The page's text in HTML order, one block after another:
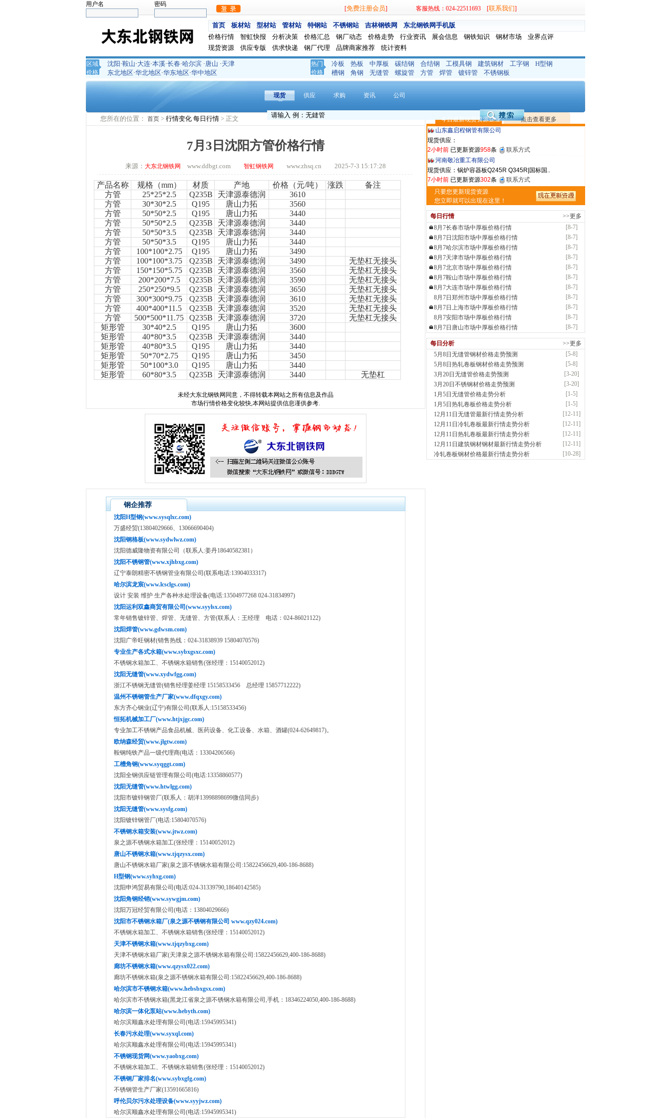
用户名 密码
[免费注册会员] 客服热线：024-22511693 [联系我们]
首页 板材站 型材站 管材站 特钢站 不锈钢站 吉林钢铁网
东北钢铁网手机版
价格行情
智虹快报 分析决策 价格汇总 钢厂动态 价格走势 行业资讯 展会信息 钢铁知识 钢材市场
业界点评
现货资源
供应专版 供求快递 钢厂代理 品牌商家推荐 统计资料
区域
价格
沈阳 ·鞍山·大连·本溪·长春·哈尔滨 ·唐山 ·天津
东北地区·华北地区·华东地区·华中地区
热门
价格
冷板 热板 中厚板 碳结钢 合结钢 工模具钢 建筑钢材 工字钢
H型钢
槽钢
角钢 无缝管 螺旋管 方管 焊管 镀锌管 不锈钢板
现货 供应 求购 资讯 公司
您所在的位置： 首页 > 行情变化 每日行情 > 正文
7月3日沈阳方管价格行情
来源： 大东北钢铁网 www.ddbgt.com 智虹钢铁网 www.zhsq.cn 2025-7-3 15:17:28
产品名称 规格（mm） 材质 产地 价格（元/吨） 涨跌
备注
方管
25*25*2.5 Q235B 天津源泰德润
3610
方管
30*30*2.5 Q195 唐山力拓
3560
方管
50*50*2.5 Q195 唐山力拓
3440
方管
50*50*2.5 Q235B 天津源泰德润
3440
方管
50*50*3.5 Q235B 天津源泰德润
3440
方管
50*50*3.5 Q195 唐山力拓
3440
方管
100*100*2.75 Q195 唐山力拓
3490
方管
100*100*3.75 Q235B 天津源泰德润 3490
无垫杠无接头
方管
150*150*5.75 Q235B 天津源泰德润 3560
无垫杠无接头
方管
200*200*7.5 Q235B 天津源泰德润 3590
无垫杠无接头
方管
250*250*9.5 Q235B 天津源泰德润 3650
无垫杠无接头
方管
300*300*9.75 Q235B 天津源泰德润 3610
无垫杠无接头
方管
400*400*11.5 Q235B 天津源泰德润 3520
无垫杠无接头
方管
500*500*11.75 Q235B 天津源泰德润 3720
无垫杠无接头
矩形管
30*40*2.5 Q195 唐山力拓
3600
矩形管
40*80*3.5 Q235B 天津源泰德润
3440
矩形管
40*80*3.5 Q195 唐山力拓
3440
矩形管
50*70*2.75 Q195 唐山力拓
3450
矩形管
50*100*3.0 Q195 唐山力拓
3440
矩形管
60*80*3.5 Q235B 天津源泰德润 3440 无垫杠
未经大东北钢铁网 同意，不得转载本网站之所有信息及作品
市场行情价格变化较快,本网站提供信息谨供参考.
今日最新现货资源企业 点击查看更多
玖隆晟钢管制造有限公司
现货供应：无缝管|合金管|圆钢|精密光亮管|马氏体..
现货供应：低合金板|高强度板|Z向板|
2小时前已更新资源254条
联系方式
山东鑫启程钢管有限公司
现货供应：
2小时前已更新资源958条
联系方式
河南敬冶重工有限公司
现货供应：锅炉容器板Q245R Q345R|国标国..
7小时前已更新资源302条
联系方式
天津亿宇金属材料有限公司（曼内斯曼）
现货供应：天津钢管|国产合金管|高压锅炉管|石油裂..
7小时前已更新资源1187条
联系方式
舞钢市恒沃钢铁贸易有限公司
现货供应：耐磨板| 优碳板|低合金板|风电钢板|海..
23小时前已更新资源483条
联系方式
河南省智帅实业有限公司
现货供应：特厚钢板|耐磨钢|容器板|
1天前 已更新资源1042条
联系方式
舞钢市盛隆物资有限公司
现货供应：中低温锅炉容器板|中厚板|耐磨板|高强板..
1天前 已更新资源21条
联系方式
天津宝仓腾飞钢管销售有限公司
现货供应：输送流体管、高压锅炉管、化肥专用管、耐低..
1天前 已更新资源875条
联系方式
天津市辰建商贸有限公司
现货供应：不锈方管| 热扩无缝管| 方矩管
1天前
已更新资源1280 条
联系方式
玖隆晟钢管制造有限公司
现货供应：无缝管|合金管|圆钢|精密光亮管|马氏体..
1小时前
已更新资源419 条
联系方式
安阳市润兴商贸有限公司
现货供应：低合金板|高强度板|Z向板|
2小时前
已更新资源 254 条
联系方式
山东鑫启程钢管有限公司
现货供应：
2小时前
已更新资源958 条
联系方式
河南敬冶重工有限公司
只要您更新现货资源
您立即就可以出现在这里！
每日行情
>>更多
8月7长春市场中厚板价格行情
[8-7]
8月7日沈阳市场中厚板价格行情
[8-7]
8月7哈尔滨市场中厚板价格行情
[8-7]
8月7天津市场中厚板价格行情
[8-7]
8月7北京市场中厚板价格行情
[8-7]
8月7鞍山市场中厚板价格行情
[8-7]
8月7大连市场中厚板价格行情
[8-7]
8月7日郑州市场中厚板价格行情
[8-7]
8月7日上海市场中厚板价格行情
[8-7]
8月7安阳市场中厚板价格行情
[8-7]
8月7日唐山市场中厚板价格行情
[8-7]
每日分析
>>更多
5月8日无缝管钢材价格走势预测
[5-8]
5月8日热轧卷板钢材价格走势预测
[5-8]
3月20日无缝管价格走势预测
[3-20]
3月20日不锈钢材价格走势预测
[3-20]
1月5日无缝管价格走势分析
[1-5]
1月5日热轧卷板价格走势分析
[1-5]
12月11日无缝管最新行情走势分析
[12-11]
12月11日冷轧卷板最新行情走势分析
[12-11]
12月11日热轧卷板最新行情走势分析
[12-11]
12月11日建筑钢材钢材最新行情走势分析
[12-11]
冷轧卷板钢材价格最新行情走势分析
[10-28]
钢企推荐
沈阳H型钢(www.sysqlxc.com)
万盛经贸(13804029666、13066690404)
沈阳钢格板(www.sydwlwz.com)
沈阳德威隆物资有限公司（联系人:姜丹18640582381）
沈阳不锈钢管(www.xjhbxg.com)
辽宁泰朗精密不锈钢管业有限公司(联系电话:13904033317)
哈尔滨龙宸(www.lcsclgs.com)
设计 安装 维护 生产各种水处理设备(电话:13504977268 024-31834997)
沈阳运利双鑫商贸有限公司(www.syylsx.com)
常年销售镀锌管、焊管、无缝管、方管(联系人：王经理 电话：024-86021122)
沈阳焊管(www.gdwsm.com)
沈阳广帝旺钢材(销售热线：024-31838939 15804070576)
专业生产各式水箱(www.sybxgsxc.com)
不锈钢水箱加工、不锈钢水箱销售(张经理：15140052012)
沈阳无缝管(www.xydwfgg.com)
浙江不锈钢无缝管(销售经理姜经理 15158533456 总经理 15857712222)
温州不锈钢管生产厂家(www.dfqxgy.com)
东方齐心钢业(辽宁)有限公司(联系人:15158533456)
恒拓机械加工厂(www.htjxjgc.com)
专业加工不锈钢产品食品机械、医药设备、化工设备、水箱、酒罐(024-62649817)。
欧纳森经贸(www.jlgtw.com)
鞍钢纯铁产品一级代理商(电话：13304206566)
工槽角钢(www.syqggt.com)
沈阳全钢供应链管理有限公司(电话:13358860577)
沈阳无缝管(www.htwlgg.com)
沈阳市镀锌钢管厂(联系人：胡洋13998898699微信同步)
沈阳无缝管(www.sysfg.com)
沈阳镀锌钢管厂(电话:15804070576)
不锈钢水箱安装(www.jtwz.com)
泉之源不锈钢水箱加工(张经理：15140052012)
唐山不锈钢水箱(www.tjqzysx.com)
唐山不锈钢水箱厂家(泉之源不锈钢水箱有限公司:15822456629,400-186-8688)
H型钢(www.syhxg.com)
沈阳申鸿贸易有限公司(电话:024-31339790,18640142585)
沈阳角钢经销(www.sywgjm.com)
沈阳万冠经贸有限公司(电话：13804029666)
沈阳市不锈钢水箱厂(泉之源不锈钢有限公司 www.qzy024.com)
不锈钢水箱加工、不锈钢水箱销售(张经理：15140052012)
天津不锈钢水箱(www.tjqzybxg.com)
天津不锈钢水箱厂家(天津泉之源不锈钢水箱有限公司:15822456629,400-186-8688)
廊坊不锈钢水箱(www.qzysx022.com)
廊坊不锈钢水箱(泉之源不锈钢水箱有限公司:15822456629,400-186-8688)
哈尔滨市不锈钢水箱(www.hebsbxgsx.com)
哈尔滨市不锈钢水箱(黑龙江省泉之源不锈钢水箱有限公司,手机：18346224050,400-186-8688)
哈尔滨一体化泵站(www.hebyth.com)
哈尔滨顺鑫水处理有限公司(电话:15945995341)
长春污水处理(www.syxql.com)
哈尔滨顺鑫水处理有限公司(电话:15945995341)
不锈钢现货网(www.yaobxg.com)
不锈钢水箱加工、不锈钢水箱销售(张经理：15140052012)
不锈钢厂家排名(www.sybxgfg.com)
不锈钢管生产厂家(13591665816)
呼伦贝尔污水处理设备(www.syyjwz.com)
哈尔滨顺鑫水处理有限公司(电话:15945995341)